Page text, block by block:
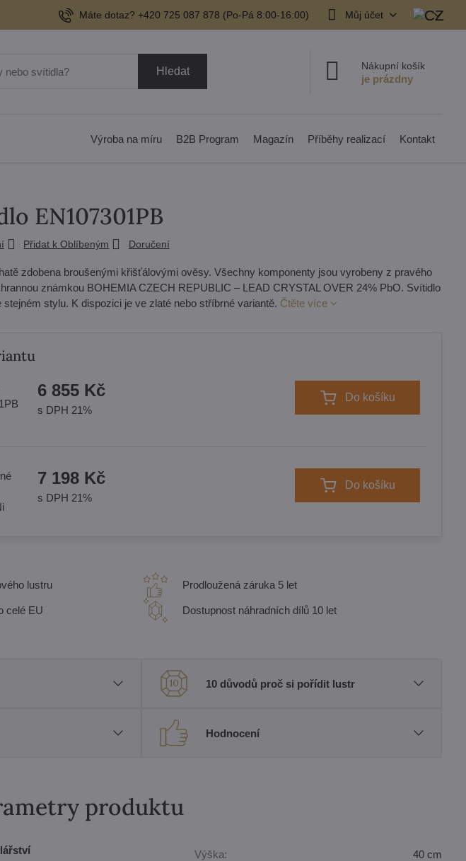
Máte dotaz? +420 725 087 878​ (Po-Pá 8:00-16:00) Můj účet
Hledat Nákupní košík
Výroba na míru B2B Program Magazín Příběhy realizací Kontakt
EN107301PB
Přidat k Oblíbeným Doručení
zdobena broušenými křišťálovými ověsy. Všechny komponenty jsou vyrobeny z pravého
známkou BOHEMIA CZECH REPUBLIC – LEAD CRYSTAL OVER 24% PbO. Svítidlo
stylu. K dispozici je ve zlaté nebo stříbrné variantě. Čtěte více
6 855 Kč
s DPH 21%
Do košíku
7 198 Kč
s DPH 21%
Do košíku
lustru
celé EU
Prodloužená záruka 5 let
Dostupnost náhradních dílů 10 let
10 důvodů proč si pořídit lustr
Hodnocení
produktu
Výška: 40 cm